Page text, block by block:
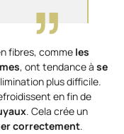
fibres, comme les
, ont tendance à se
plus difficile.
en fin de
. Cela crée un
correctement.